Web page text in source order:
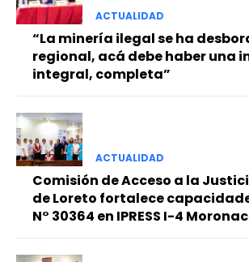
ACTUALIDAD
“La minería ilegal se ha
regional, acá debe haber una
integral, completa”
ACTUALIDAD
Comisión de Acceso a la
de Loreto fortalece
N° 30364 en IPRESS I-4